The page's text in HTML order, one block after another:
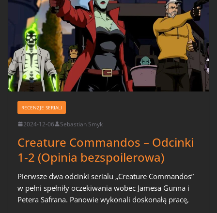
RECENZJE SERIALI
2024-12-06 Sebastian Smyk
Creature Commandos – Odcinki
1-2 (Opinia bezspoilerowa)
Pierwsze dwa odcinki serialu „Creature Commandos”
w pełni spełniły oczekiwania wobec Jamesa Gunna i
Petera Safrana. Panowie wykonali doskonałą pracę,